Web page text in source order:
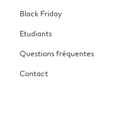
Black Friday
Etudiants
Questions fréquentes
Contact